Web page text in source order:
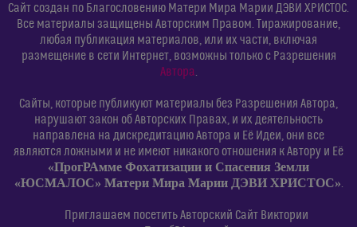
Сайт создан по Благословению Матери Мира Марии ДЭВИ ХРИСТОС.
Все материалы защищены Авторским Правом. Тиражирование,
любая публикация материалов, или их части, включая
размещение в сети Интернет, возможны только с Разрешения
Автора.
Сайты, которые публикуют материалы без Разрешения Автора,
нарушают закон об Авторских Правах, и их деятельность
направлена на дискредитацию Автора и Её Идеи, они все
являются ложными и не имеют никакого отношения к Автору и Её
«ПрогРАмме Фохатизации и Спасения Земли
«ЮСМАЛОС» Матери Мира Марии ДЭВИ ХРИСТОС».
Приглашаем посетить Авторский Сайт Виктории